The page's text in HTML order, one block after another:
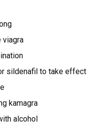
viagra
sildenafil to take effect
kamagra
alcohol